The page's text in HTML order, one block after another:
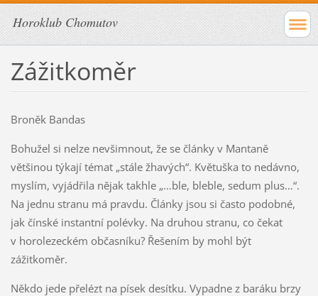
Horoklub Chomutov
Zážitkoměr
Broněk Bandas
Bohužel si nelze nevšimnout, že se články v Mantaně
většinou týkají témat „stále žhavých“. Květuška to nedávno,
myslím, vyjádřila nějak takhle „…ble, bleble, sedum plus…“.
Na jednu stranu má pravdu. Články jsou si často podobné,
jak čínské instantní polévky. Na druhou stranu, co čekat
v horolezeckém občasníku? Řešením by mohl být
zážitkoměr.
Někdo jede přelézt na písek desítku. Vypadne z baráku brzy